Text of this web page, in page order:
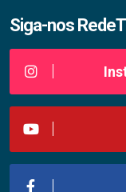
Siga-nos